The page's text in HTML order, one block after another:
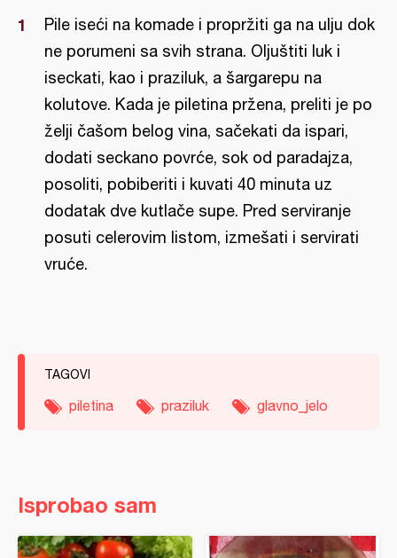
Pile iseći na komade i propržiti ga na ulju dok
ne porumeni sa svih strana. Oljuštiti luk i
iseckati, kao i praziluk, a šargarepu na
kolutove. Kada je piletina pržena, preliti je po
želji čašom belog vina, sačekati da ispari,
dodati seckano povrće, sok od paradajza,
posoliti, pobiberiti i kuvati 40 minuta uz
dodatak dve kutlače supe. Pred serviranje
posuti celerovim listom, izmešati i servirati
vruće.
TAGOVI
piletina praziluk glavno_jelo
Isprobao sam